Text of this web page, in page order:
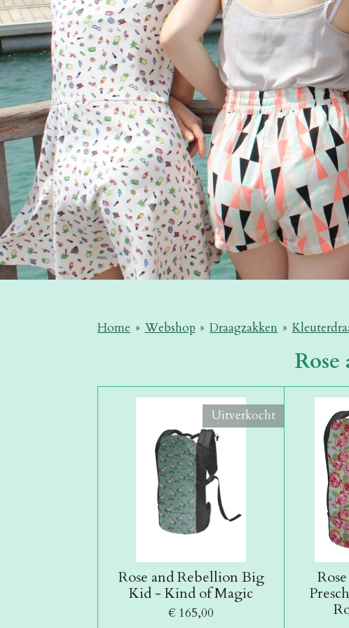
Home » Webshop » Draagzakken »
Uitverkocht
Rose and Rebellion Big
Kid - Kind of Magic
€ 165,00